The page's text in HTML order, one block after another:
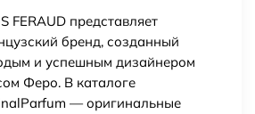
FERAUD представляет
бренд, созданный
и успешным дизайнером
Феро. В каталоге
— оригинальные